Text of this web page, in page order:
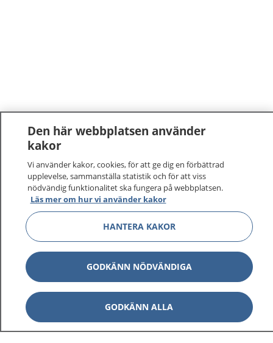
1177–tryggt om din hälsa och vård
På 1177.se får du råd om hälsa och information om
sjukdomar och vilka mottagningar du kan kontakta.
Logga in för att läsa din journal och göra dina
vårdärenden. Ring telefonnummer 1177 för
sjukvårdsrådgivning dygnet runt.
1177 ger dig råd när du vill må bättre.
Den här webbplatsen använder
kakor
Vi använder kakor, cookies, för att ge dig en förbättrad
upplevelse, sammanställa statistik och för att viss
nödvändig funktionalitet ska fungera på webbplatsen.
Läs mer om hur vi använder kakor
HANTERA KAKOR
GODKÄNN NÖDVÄNDIGA
GODKÄNN ALLA